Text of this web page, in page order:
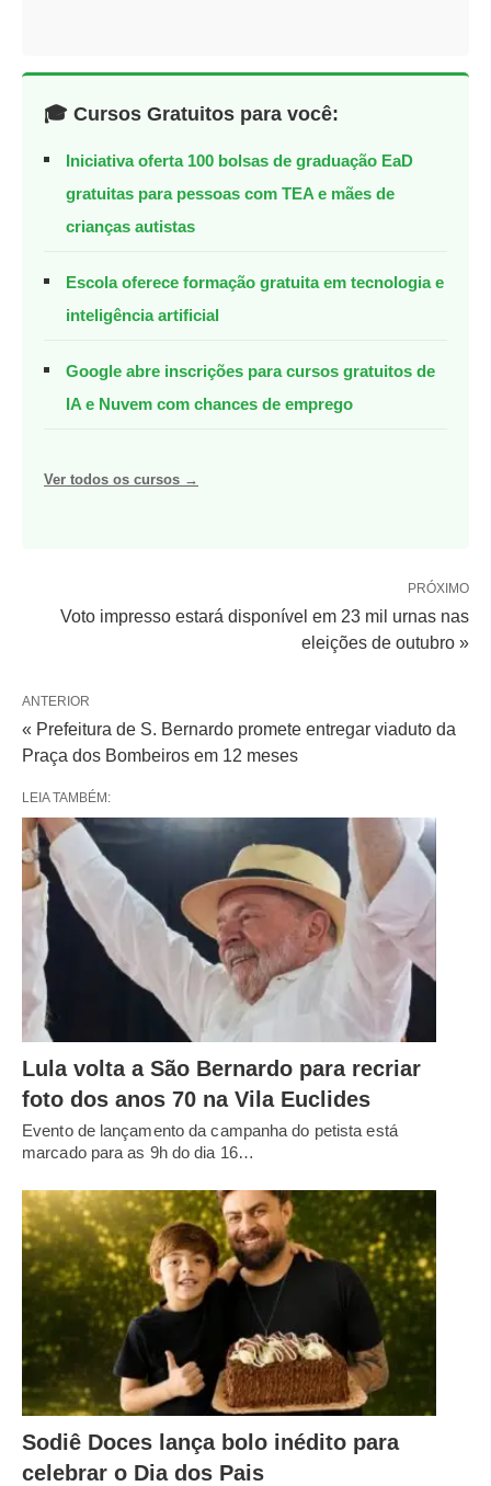
🎓 Cursos Gratuitos para você:
Iniciativa oferta 100 bolsas de graduação EaD
gratuitas para pessoas com TEA e mães de
crianças autistas
Escola oferece formação gratuita em tecnologia e
inteligência artificial
Google abre inscrições para cursos gratuitos de
IA e Nuvem com chances de emprego
Ver todos os cursos →
PRÓXIMO
Voto impresso estará disponível em 23 mil urnas nas
eleições de outubro »
ANTERIOR
« Prefeitura de S. Bernardo promete entregar viaduto da
Praça dos Bombeiros em 12 meses
LEIA TAMBÉM:
Lula volta a São Bernardo para recriar
foto dos anos 70 na Vila Euclides
Evento de lançamento da campanha do petista está
marcado para as 9h do dia 16…
Sodiê Doces lança bolo inédito para
celebrar o Dia dos Pais